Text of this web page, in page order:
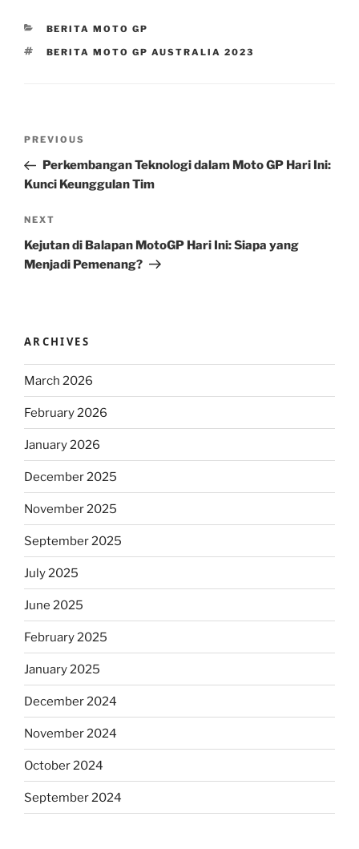
CATEGORIES
BERITA MOTO GP
TAGS
BERITA MOTO GP AUSTRALIA 2023
Previous
Post
PREVIOUS
Perkembangan Teknologi dalam Moto GP Hari Ini:
Kunci Keunggulan Tim
Next
Post
NEXT
Kejutan di Balapan MotoGP Hari Ini: Siapa yang
Menjadi Pemenang?
ARCHIVES
March 2026
February 2026
January 2026
December 2025
November 2025
September 2025
July 2025
June 2025
February 2025
January 2025
December 2024
November 2024
October 2024
September 2024